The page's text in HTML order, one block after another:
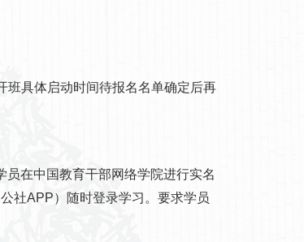
具体启动时间待报名名单确定后再
在中国教育干部网络学院进行实名
社APP）随时登录学习。要求学员